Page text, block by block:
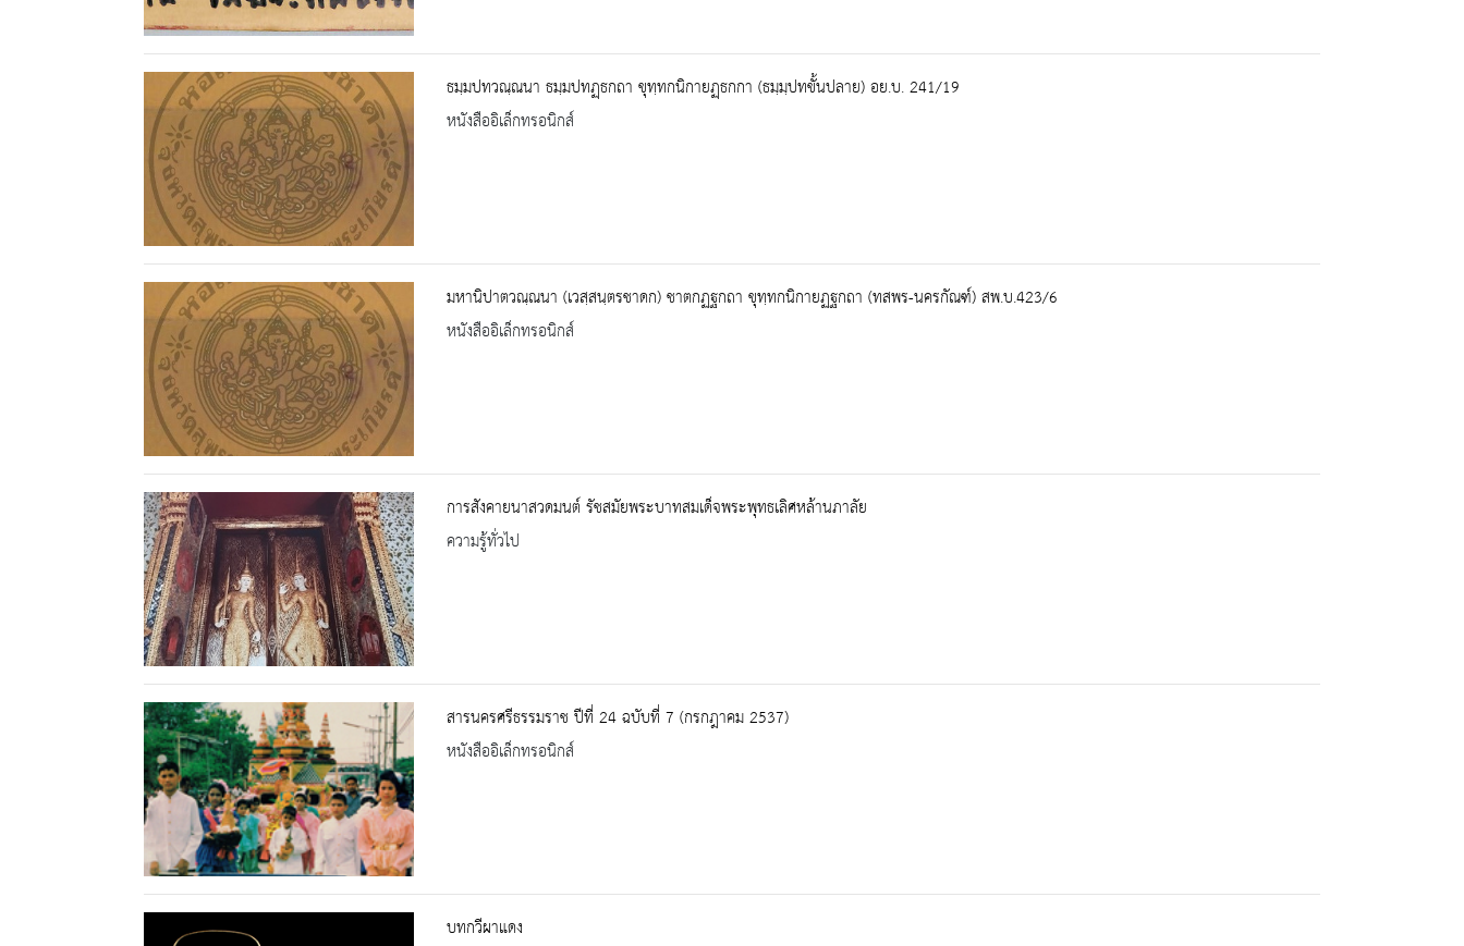
ธมฺมปทวณฺณนา ธมฺมปทฏฺธกถา ขุทฺทกนิกายฏฺธกกา (ธมฺมฺปทขั้นปลาย) อย.บ. 241/19
หนังสืออิเล็กทรอนิกส์
มหานิปาตวณฺณนา (เวสฺสนฺตรชาดก) ชาตกฏฐกถา ขุทฺทกนิกายฏฐกถา (ทสพร-นครกัณฑ์) สพ.บ.423/6
หนังสืออิเล็กทรอนิกส์
การสังคายนาสวดมนต์ รัชสมัยพระบาทสมเด็จพระพุทธเลิศหล้านภาลัย
ความรู้ทั่วไป
สารนครศรีธรรมราช ปีที่ 24 ฉบับที่ 7 (กรกฎาคม 2537)
หนังสืออิเล็กทรอนิกส์
บทกวีผาแดง